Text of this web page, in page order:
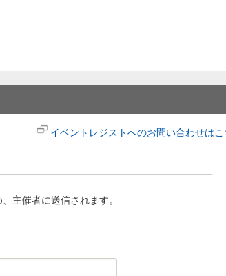
イベントレジストへのお問い合わせはこ
主催者に送信されます。